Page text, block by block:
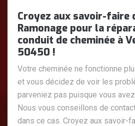
Croyez aux savoir-faire
Ramonage pour la
conduit de cheminée à
50450 !
Votre cheminée ne fonctionne
et vous décidez de voir les
parveniez pas puisque vous
Nous vous conseillons de
dans ce cas. Croyez aux savoir-